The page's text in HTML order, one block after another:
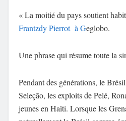
« La moitié du pays soutient
Frantzdy Pierrot à Geglobo.
Une phrase qui résume toute la
Pendant des générations, le
Seleção, les exploits de Pelé,
jeunes en Haïti. Lorsque les